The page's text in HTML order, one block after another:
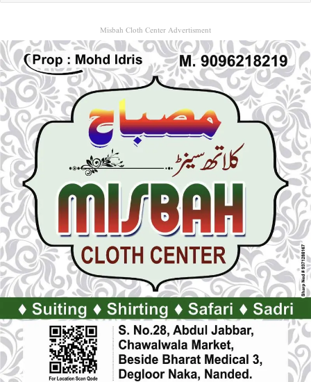
Misbah Cloth Center Advertisment